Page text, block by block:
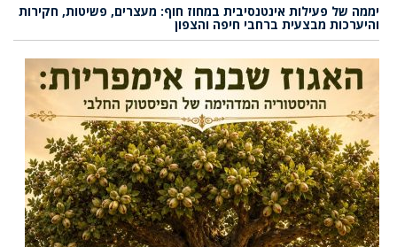
יממה של פעילות אינטנסיבית במחוז חוף: מעצרים, פשיטות, חקירות
והיערכות מבצעית ברחבי חיפה והצפון